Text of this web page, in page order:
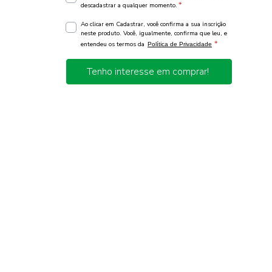
descadastrar a qualquer momento. *
Ao clicar em Cadastrar, você confirma a sua inscrição
neste produto. Você, igualmente, confirma que leu, e
entendeu os termos da Política de Privacidade *
Tenho interesse em comprar!